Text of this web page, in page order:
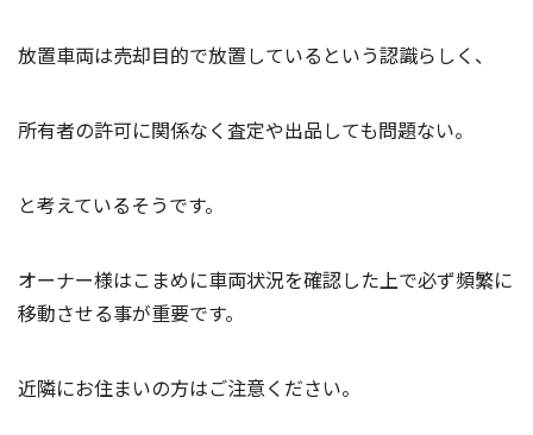
放置車両は売却目的で放置しているという認識らしく、
所有者の許可に関係なく査定や出品しても問題ない。
と考えているそうです。
オーナー様はこまめに車両状況を確認した上で必ず頻繁に
移動させる事が重要です。
近隣にお住まいの方はご注意ください。